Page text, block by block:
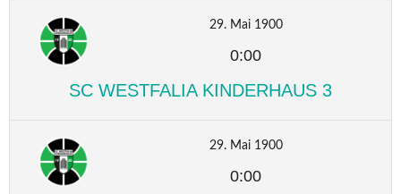
29. Mai 1900
0:00
SC WESTFALIA KINDERHAUS 3
29. Mai 1900
0:00